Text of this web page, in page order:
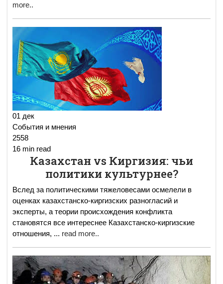
more..
01 дек
События и мнения
2558
16 min read
Казахстан vs Киргизия: чьи
политики культурнее?
Вслед за политическими тяжеловесами осмелели в
оценках казахстанско-киргизских разногласий и
эксперты, а теории происхождения конфликта
становятся все интереснее Казахстанско-киргизские
отношения, ... read more..